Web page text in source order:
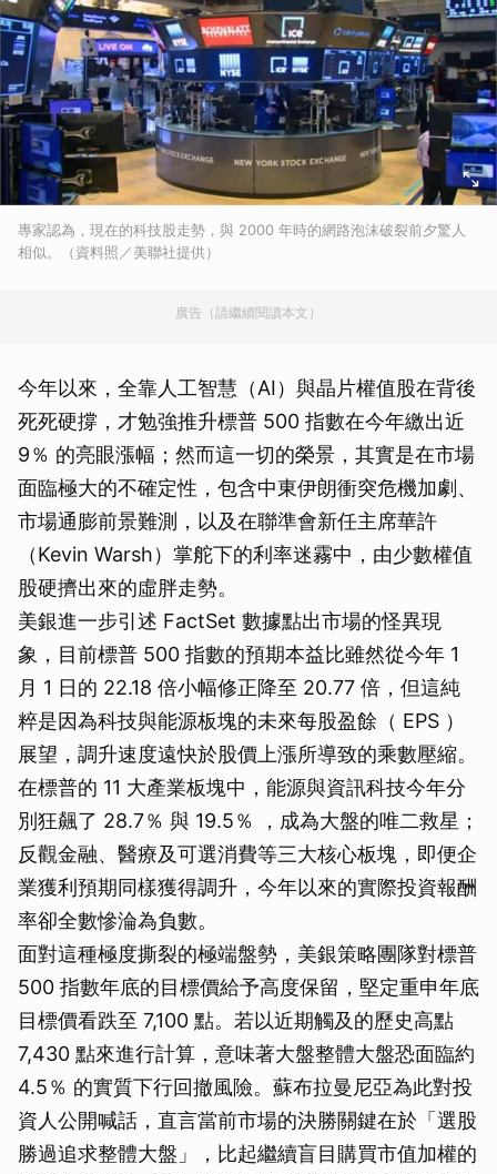
專家認為，現在的科技股走勢，與 2000 年時的網路泡沫破裂前夕驚人
相似。（資料照／美聯社提供）
廣告（請繼續閱讀本文）
今年以來，全靠人工智慧（AI）與晶片權值股在背後
死死硬撐，才勉強推升標普 500 指數在今年繳出近
9％ 的亮眼漲幅；然而這一切的榮景，其實是在市場
面臨極大的不確定性，包含中東伊朗衝突危機加劇、
市場通膨前景難測，以及在聯準會新任主席華許
（Kevin Warsh）掌舵下的利率迷霧中，由少數權值
股硬擠出來的虛胖走勢。
美銀進一步引述 FactSet 數據點出市場的怪異現
象，目前標普 500 指數的預期本益比雖然從今年 1
月 1 日的 22.18 倍小幅修正降至 20.77 倍，但這純
粹是因為科技與能源板塊的未來每股盈餘（ EPS ）
展望，調升速度遠快於股價上漲所導致的乘數壓縮。
在標普的 11 大產業板塊中，能源與資訊科技今年分
別狂飆了 28.7％ 與 19.5％ ，成為大盤的唯二救星；
反觀金融、醫療及可選消費等三大核心板塊，即便企
業獲利預期同樣獲得調升，今年以來的實際投資報酬
率卻全數慘淪為負數。
面對這種極度撕裂的極端盤勢，美銀策略團隊對標普
500 指數年底的目標價給予高度保留，堅定重申年底
目標價看跌至 7,100 點。若以近期觸及的歷史高點
7,430 點來進行計算，意味著大盤整體大盤恐面臨約
4.5％ 的實質下行回撤風險。蘇布拉曼尼亞為此對投
資人公開喊話，直言當前市場的決勝關鍵在於「選股
勝過追求整體大盤」，比起繼續盲目購買市值加權的